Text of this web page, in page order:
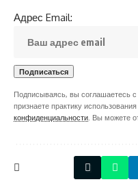
Адрес Email:
Подписываясь, вы соглашаетесь
признаете практику
конфиденциальности . Вы можете